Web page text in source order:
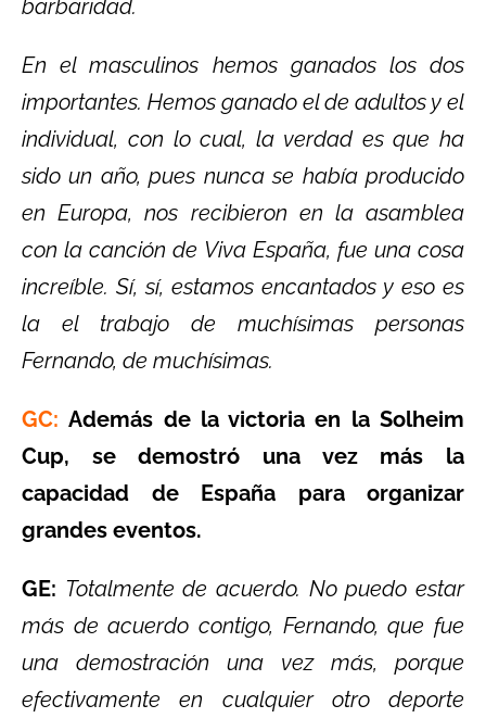
barbaridad.
En el masculinos hemos ganados los dos
importantes. Hemos ganado el de adultos y el
individual, con lo cual, la verdad es que ha
sido un año, pues nunca se había producido
en Europa, nos recibieron en la asamblea
con la canción de Viva España, fue una cosa
increíble. Sí, sí, estamos encantados y eso es
la el trabajo de muchísimas personas
Fernando, de muchísimas.
GC: Además de la victoria en la Solheim
Cup, se demostró una vez más la
capacidad de España para organizar
grandes eventos.
GE: Totalmente de acuerdo. No puedo estar
más de acuerdo contigo, Fernando, que fue
una demostración una vez más, porque
efectivamente en cualquier otro deporte